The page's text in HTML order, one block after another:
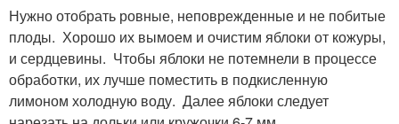
Нужно отобрать ровные, неповрежденные и не побитые
плоды. Хорошо их вымоем и очистим яблоки от кожуры,
и сердцевины. Чтобы яблоки не потемнели в процессе
обработки, их лучше поместить в подкисленную
лимоном холодную воду. Далее яблоки следует